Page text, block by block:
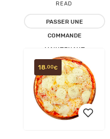
READ
MORE
PASSER UNE
COMMANDE
MAINTENANT
18 ,00€